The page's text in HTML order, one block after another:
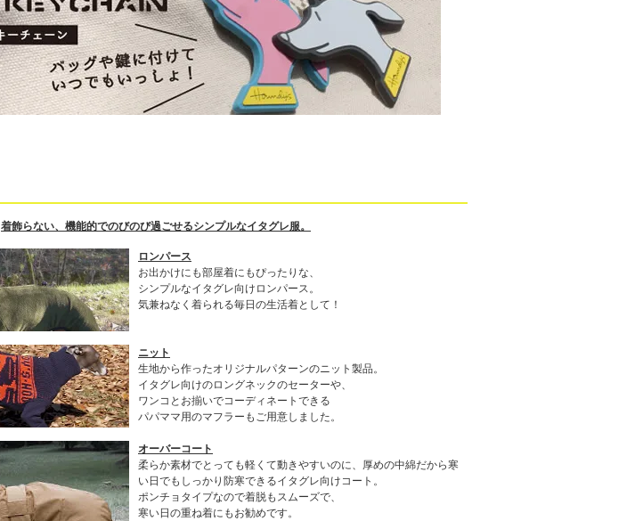
着飾らない、機能的でのびのび過ごせるシンプルなイタグレ服。
ロンパース
お出かけにも部屋着にもぴったりな、
シンプルなイタグレ向けロンパース。
気兼ねなく着られる毎日の生活着として！
ニット
生地から作ったオリジナルパターンのニット製品。
イタグレ向けのロングネックのセーターや、
ワンコとお揃いでコーディネートできる
パパママ用のマフラーもご用意しました。
オーバーコート
柔らか素材でとっても軽くて動きやすいのに、厚めの中綿だから寒
い日でもしっかり防寒できるイタグレ向けコート。
ポンチョタイプなので着脱もスムーズで、
寒い日の重ね着にもお勧めです。